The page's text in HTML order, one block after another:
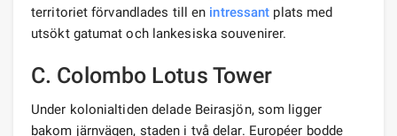
territoriet förvandlades till en intressant plats med
utsökt gatumat och lankesiska souvenirer.
C. Colombo Lotus Tower
Under kolonialtiden delade Beirasjön, som ligger
bakom järnvägen, staden i två delar. Européer bodde